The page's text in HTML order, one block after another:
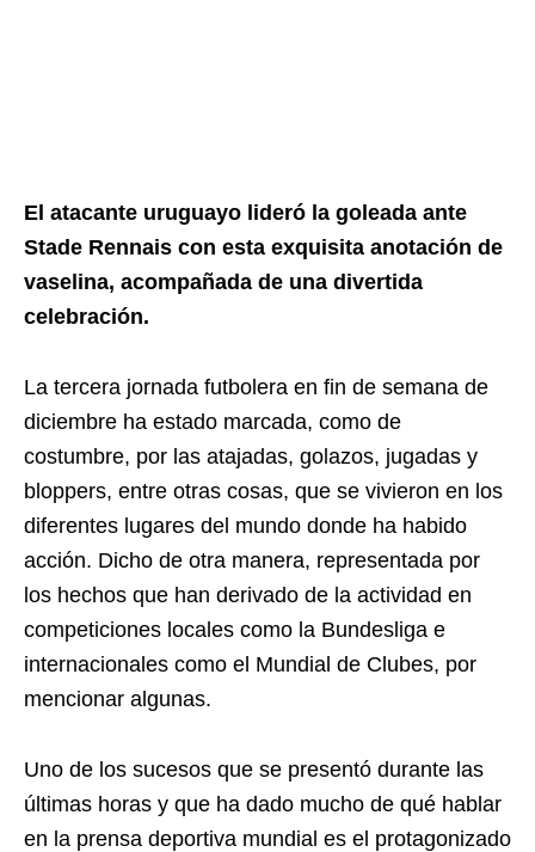
El atacante uruguayo lideró la goleada ante
Stade Rennais con esta exquisita anotación de
vaselina, acompañada de una divertida
celebración.
La tercera jornada futbolera en fin de semana de
diciembre ha estado marcada, como de
costumbre, por las atajadas, golazos, jugadas y
bloppers, entre otras cosas, que se vivieron en los
diferentes lugares del mundo donde ha habido
acción. Dicho de otra manera, representada por
los hechos que han derivado de la actividad en
competiciones locales como la Bundesliga e
internacionales como el Mundial de Clubes, por
mencionar algunas.
Uno de los sucesos que se presentó durante las
últimas horas y que ha dado mucho de qué hablar
en la prensa deportiva mundial es el protagonizado